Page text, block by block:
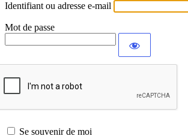
Identifiant ou adresse e-mail
Mot de passe
Se souvenir de moi